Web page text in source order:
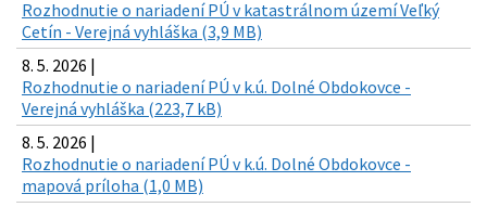
Rozhodnutie o nariadení PÚ v katastrálnom území Veľký
Cetín - Verejná vyhláška (3,9 MB)
8. 5. 2026 |
Rozhodnutie o nariadení PÚ v k.ú. Dolné Obdokovce -
Verejná vyhláška (223,7 kB)
8. 5. 2026 |
Rozhodnutie o nariadení PÚ v k.ú. Dolné Obdokovce -
mapová príloha (1,0 MB)